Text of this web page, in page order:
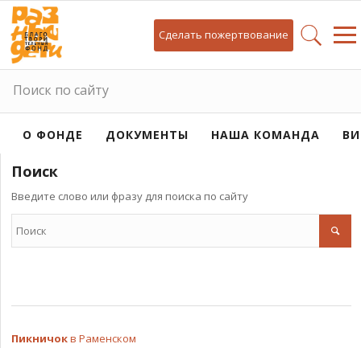
Сделать пожертвование
Поиск по сайту
О ФОНДЕ ДОКУМЕНТЫ НАША КОМАНДА
Поиск
Введите слово или фразу для поиска по сайту
Пикничокв Раменском